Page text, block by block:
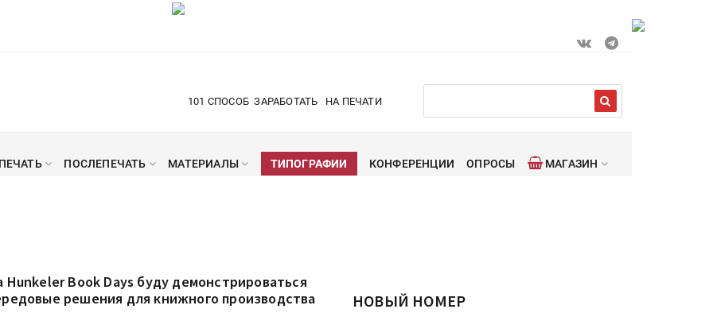
101 СПОСОБ ЗАРАБОТАТЬ НА ПЕЧАТИ
ПЕЧАТЬ ПОСЛЕПЕЧАТЬ МАТЕРИАЛЫ ТИПОГРАФИИ КОНФЕРЕНЦИИ ОПРОСЫ МАГАЗИН
Hunkeler Book Days буду демонстрироваться
решения для книжного производства
НОВЫЙ НОМЕР